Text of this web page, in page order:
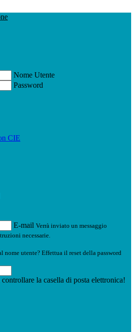
Nome Utente
Password
CIE
E-mail Verrà inviato un messaggio
necessarie.
nome utente? Effettua il reset della password
la casella di posta elettronica!